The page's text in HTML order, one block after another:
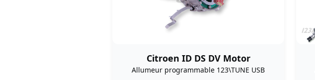
Citroen ID DS DV Motor
Allumeur programmable 123\TUNE USB